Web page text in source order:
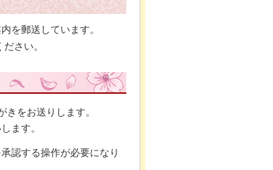
を郵送しています。
さい。
をお送りします。
ます。
認する操作が必要になり